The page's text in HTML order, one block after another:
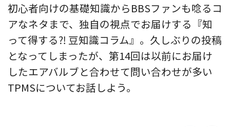
初心者向けの基礎知識からBBSファンも唸るコ
アなネタまで、独自の視点でお届けする『知
って得する⁈ 豆知識コラム』。久しぶりの投稿
となってしまったが、第14回は以前にお届け
したエアバルブと合わせて問い合わせが多い
TPMSについてお話しよう。